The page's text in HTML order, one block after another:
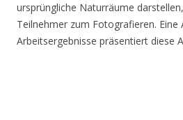
ursprüngliche Naturräume
Teilnehmer zum Fotografieren. Eine
Arbeitsergebnisse präsentiert diese